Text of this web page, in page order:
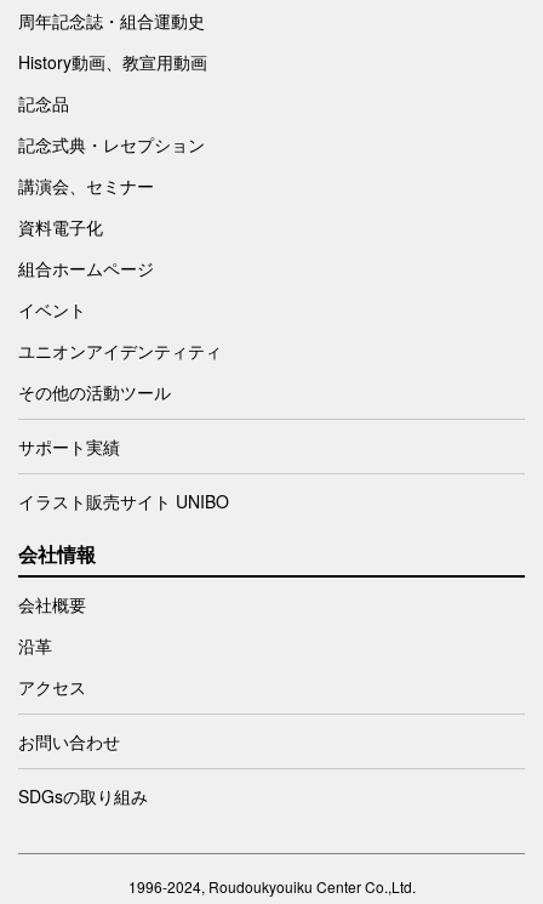
周年記念誌・組合運動史
History動画、教宣用動画
記念品
記念式典・レセプション
講演会、セミナー
資料電子化
組合ホームページ
イベント
ユニオンアイデンティティ
その他の活動ツール
サポート実績
イラスト販売サイト UNIBO
会社情報
会社概要
沿革
アクセス
お問い合わせ
SDGsの取り組み
1996-2024, Roudoukyouiku Center Co.,Ltd.